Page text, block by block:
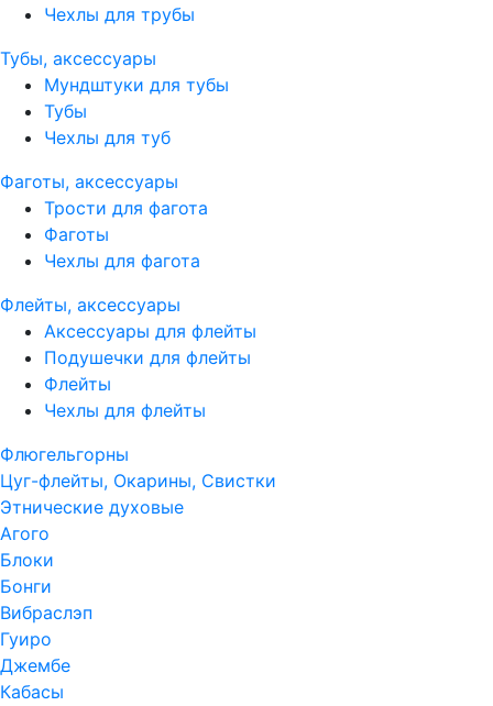
Чехлы для трубы
Тубы, аксессуары
Мундштуки для тубы
Тубы
Чехлы для туб
Фаготы, аксессуары
Трости для фагота
Фаготы
Чехлы для фагота
Флейты, аксессуары
Аксессуары для флейты
Подушечки для флейты
Флейты
Чехлы для флейты
Флюгельгорны
Цуг-флейты, Окарины, Свистки
Этнические духовые
Агого
Блоки
Бонги
Вибраслэп
Гуиро
Джембе
Кабасы